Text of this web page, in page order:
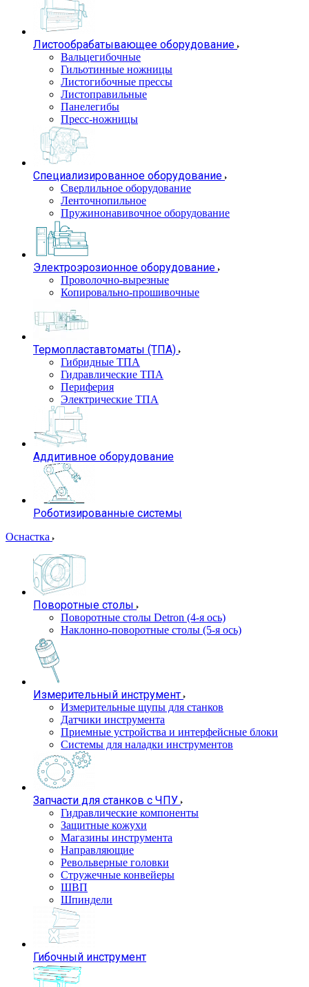
Листообрабатывающее оборудование
Вальцегибочные
Гильотинные ножницы
Листогибочные прессы
Листоправильные
Панелегибы
Пресс-ножницы
Специализированное оборудование
Сверлильное оборудование
Ленточнопильное
Пружинонавивочное оборудование
Электроэрозионное оборудование
Проволочно-вырезные
Копировально-прошивочные
Термопластавтоматы (ТПА)
Гибридные ТПА
Гидравлические ТПА
Периферия
Электрические ТПА
Аддитивное оборудование
Роботизированные системы
Оснастка
Поворотные столы
Поворотные столы Detron (4-я ось)
Наклонно-поворотные столы (5-я ось)
Измерительный инструмент
Измерительные щупы для станков
Датчики инструмента
Приемные устройства и интерфейсные блоки
Системы для наладки инструментов
Запчасти для станков с ЧПУ
Гидравлические компоненты
Защитные кожухи
Магазины инструмента
Направляющие
Револьверные головки
Стружечные конвейеры
ШВП
Шпиндели
Гибочный инструмент